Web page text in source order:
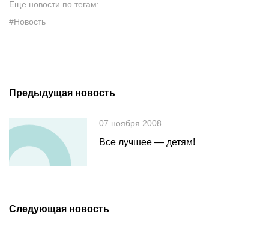
Еще новости по тегам:
#Новость
Предыдущая новость
07 ноября 2008
Все лучшее — детям!
Следующая новость